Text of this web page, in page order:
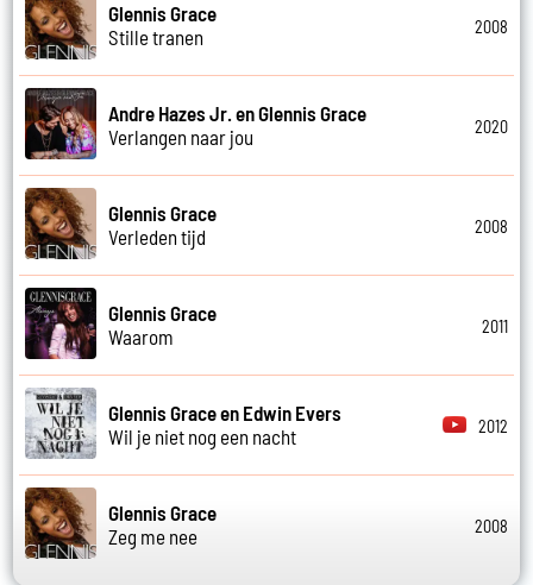
Glennis Grace
Stille tranen
2008
Andre Hazes Jr. en Glennis Grace
Verlangen naar jou
2020
Glennis Grace
Verleden tijd
2008
Glennis Grace
Waarom
2011
Glennis Grace en Edwin Evers
Wil je niet nog een nacht
2012
Glennis Grace
Zeg me nee
2008